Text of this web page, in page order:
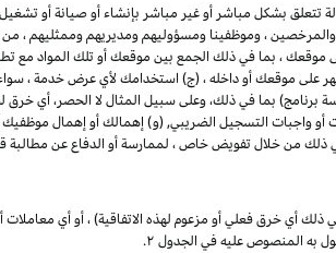
تتعلق بشكل مباشر أو غير مباشر بإنشاء أو صيانة أو
والمرخصين ، وموظفينا ومسؤوليهم ومديريهم وممثليهم ،
موقعك ، بما في ذلك الجمع بين موقعك أو تلك المواد مع
على موقعك أو داخله ، (ج) استخدامك لأي عرض خدمة ، سواء
برنامج) بما في ذلك، وعلى سبيل المثال لا الحصر، أي
أو واجبات التسجيل الضريبي, (و) إهمالك أو إهمال
ذلك من خلال تفويض خاص ، لممارسة أو الدفاع عن مطالبة
ذلك أي خرق فعلي أو مزعوم لهذه الاتفاقية) ، أو أي
به المنصوص عليه في الجدول ۲.